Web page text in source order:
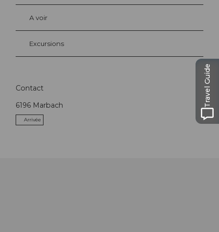
A voir
Excursions
Contact
6196 Marbach
Arrivée
Travel Guide